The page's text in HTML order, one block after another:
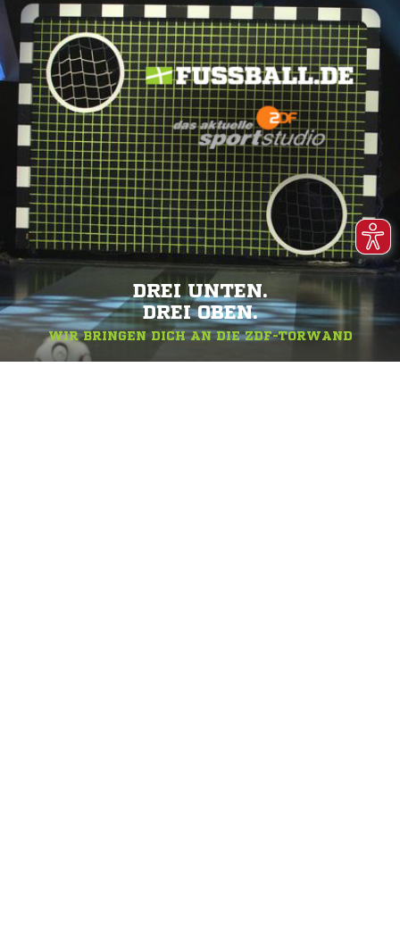
DREI UNTEN.
DREI OBEN.
WIR BRINGEN DICH AN DIE ZDF-TORWAND